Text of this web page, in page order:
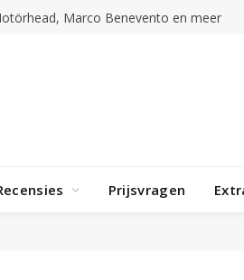
Marco Benevento en meer
Prijsvragen